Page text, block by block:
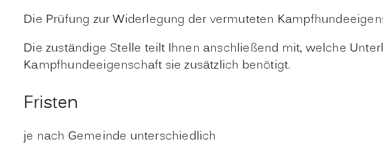
Die Prüfung zur Widerlegung der vermuteten
Die zuständige Stelle teilt Ihnen anschließend mit, welche
Kampfhundeeigenschaft sie zusätzlich benötigt.
Fristen
je nach Gemeinde unterschiedlich